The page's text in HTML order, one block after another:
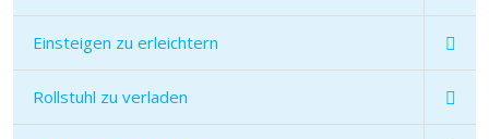
Einsteigen zu erleichtern
Rollstuhl zu verladen